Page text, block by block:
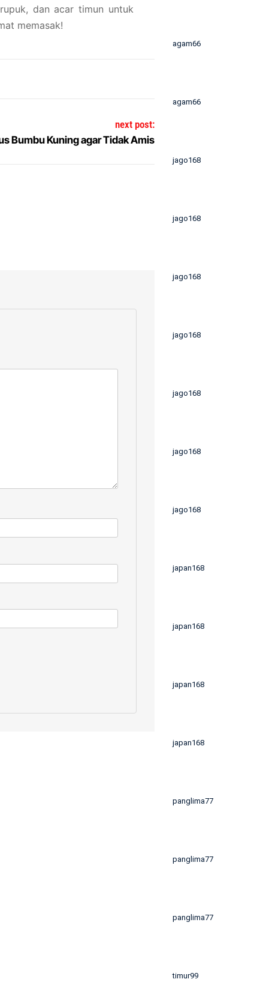
dan acar timun untuk
memasak!
next post:
Bumbu Kuning agar Tidak Amis
agam66
agam66
jago168
jago168
jago168
jago168
jago168
jago168
jago168
japan168
japan168
japan168
japan168
panglima77
panglima77
panglima77
timur99